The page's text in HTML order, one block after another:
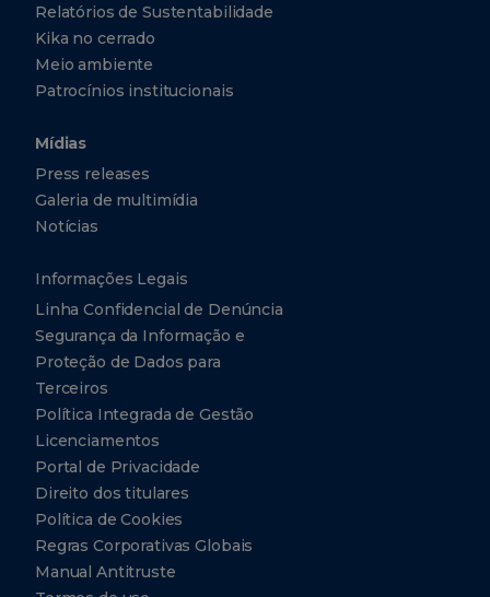
Relatórios de Sustentabilidade
Kika no cerrado
Meio ambiente
Patrocínios institucionais
Mídias
Press releases
Galeria de multimídia
Notícias
Informações Legais
Linha Confidencial de Denúncia
Segurança da Informação e
Proteção de Dados para
Terceiros
Política Integrada de Gestão
Licenciamentos
Portal de Privacidade
Direito dos titulares
Política de Cookies
Regras Corporativas Globais
Manual Antitruste